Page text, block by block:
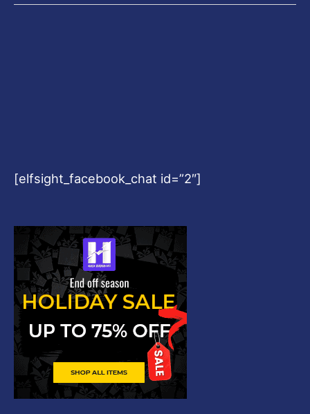
[elfsight_facebook_chat id=”2″]